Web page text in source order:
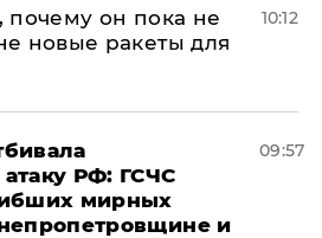
почему он пока не
новые ракеты для
10:12
РФ: ГСЧС
мирных
и
09:57